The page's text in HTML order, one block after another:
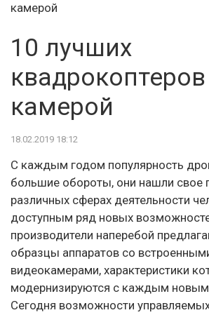
камерой
10 лучших
камерой
18.02.2019 18:12
С каждым годом популярность
большие обороты, они нашли свое
различных сферах деятельности
доступным ряд новых
производители наперебой
образцы аппаратов со
видеокамерами, характеристики
модернизируются с каждым
Сегодня возможности